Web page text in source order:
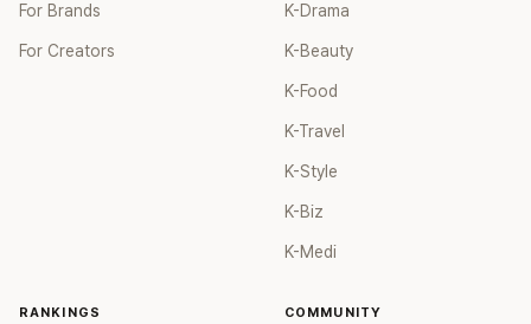
For Brands
For Creators
K-Drama
K-Beauty
K-Food
K-Travel
K-Style
K-Biz
K-Medi
RANKINGS COMMUNITY